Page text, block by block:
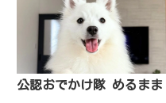
公認おでかけ隊 めるまま